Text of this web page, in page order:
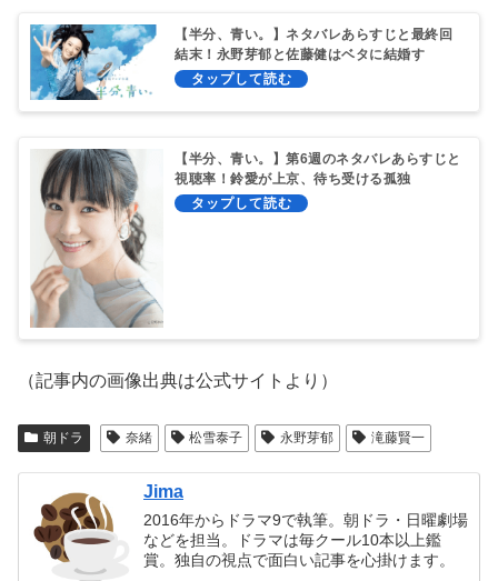
【半分、青い。】ネタバレあらすじと最終回
結末！永野芽郁と佐藤健はベタに結婚す
る！？
【半分、青い。】第6週のネタバレあらすじと
視聴率！鈴愛が上京、待ち受ける孤独
（記事内の画像出典は公式サイトより）
朝ドラ 奈緒 松雪泰子 永野芽郁 滝藤賢一
Jima
2016年からドラマ9で執筆。朝ドラ・日曜劇場
などを担当。ドラマは毎クール10本以上鑑
賞。独自の視点で面白い記事を心掛けます。